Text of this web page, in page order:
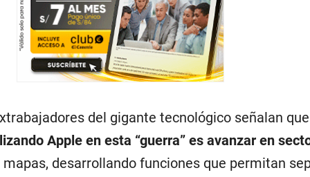
del gigante tecnológico señalan
Apple en esta “guerra”es avanzar en
desarrollando funciones que permitan